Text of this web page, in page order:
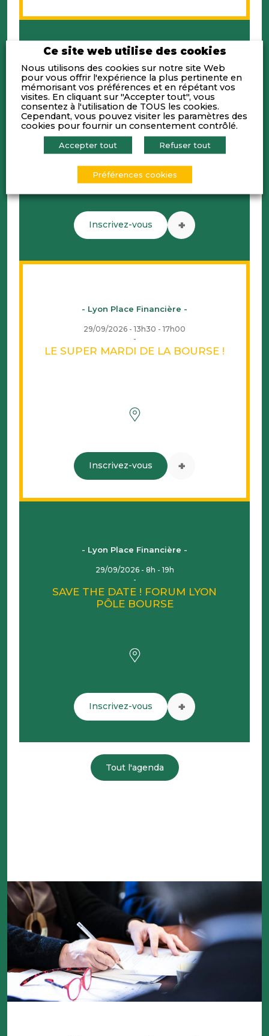
- Lyon Place Financière -
22/09/2026 - 08h00 - 10h00
RENCONTRE DE LA PLACE AVEC
HOWDEN
Inscrivez-vous +
- Lyon Place Financière -
29/09/2026 - 13h30 - 17h00
LE SUPER MARDI DE LA BOURSE !
Inscrivez-vous +
- Lyon Place Financière -
29/09/2026 - 8h - 19h
SAVE THE DATE ! FORUM LYON
PÔLE BOURSE
Inscrivez-vous +
Tout l'agenda
Ce site web utilise des cookies
Nous utilisons des cookies sur notre site Web
pour vous offrir l'expérience la plus pertinente en
mémorisant vos préférences et en répétant vos
visites. En cliquant sur "Accepter tout", vous
consentez à l'utilisation de TOUS les cookies.
Cependant, vous pouvez visiter les paramètres des
cookies pour fournir un consentement contrôlé.
Accepter tout Refuser tout
Préférences cookies